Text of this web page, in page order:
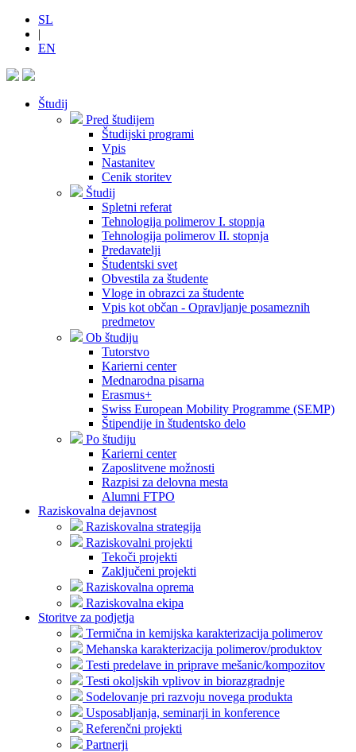
SL
|
EN
Študij
Pred študijem
Študijski programi
Vpis
Nastanitev
Cenik storitev
Študij
Spletni referat
Tehnologija polimerov I. stopnja
Tehnologija polimerov II. stopnja
Predavatelji
Študentski svet
Obvestila za študente
Vloge in obrazci za študente
Vpis kot občan - Opravljanje posameznih
predmetov
Ob študiju
Tutorstvo
Karierni center
Mednarodna pisarna
Erasmus+
Swiss European Mobility Programme (SEMP)
Štipendije in študentsko delo
Po študiju
Karierni center
Zaposlitvene možnosti
Razpisi za delovna mesta
Alumni FTPO
Raziskovalna dejavnost
Raziskovalna strategija
Raziskovalni projekti
Tekoči projekti
Zaključeni projekti
Raziskovalna oprema
Raziskovalna ekipa
Storitve za podjetja
Termična in kemijska karakterizacija polimerov
Mehanska karakterizacija polimerov/produktov
Testi predelave in priprave mešanic/kompozitov
Testi okoljskih vplivov in biorazgradnje
Sodelovanje pri razvoju novega produkta
Usposabljanja, seminarji in konference
Referenčni projekti
Partnerji